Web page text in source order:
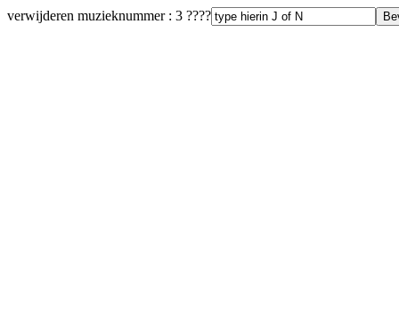
verwijderen muzieknummer : 3 ????